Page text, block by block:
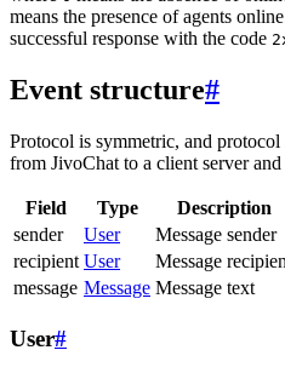
means the presence of agents
successful response with the code
Event structure#
Protocol is symmetric, and protocol
from JivoChat to a client server and
Field Type
Description
sender
User
Message sender
recipient User
Message
message Message Message text
User#